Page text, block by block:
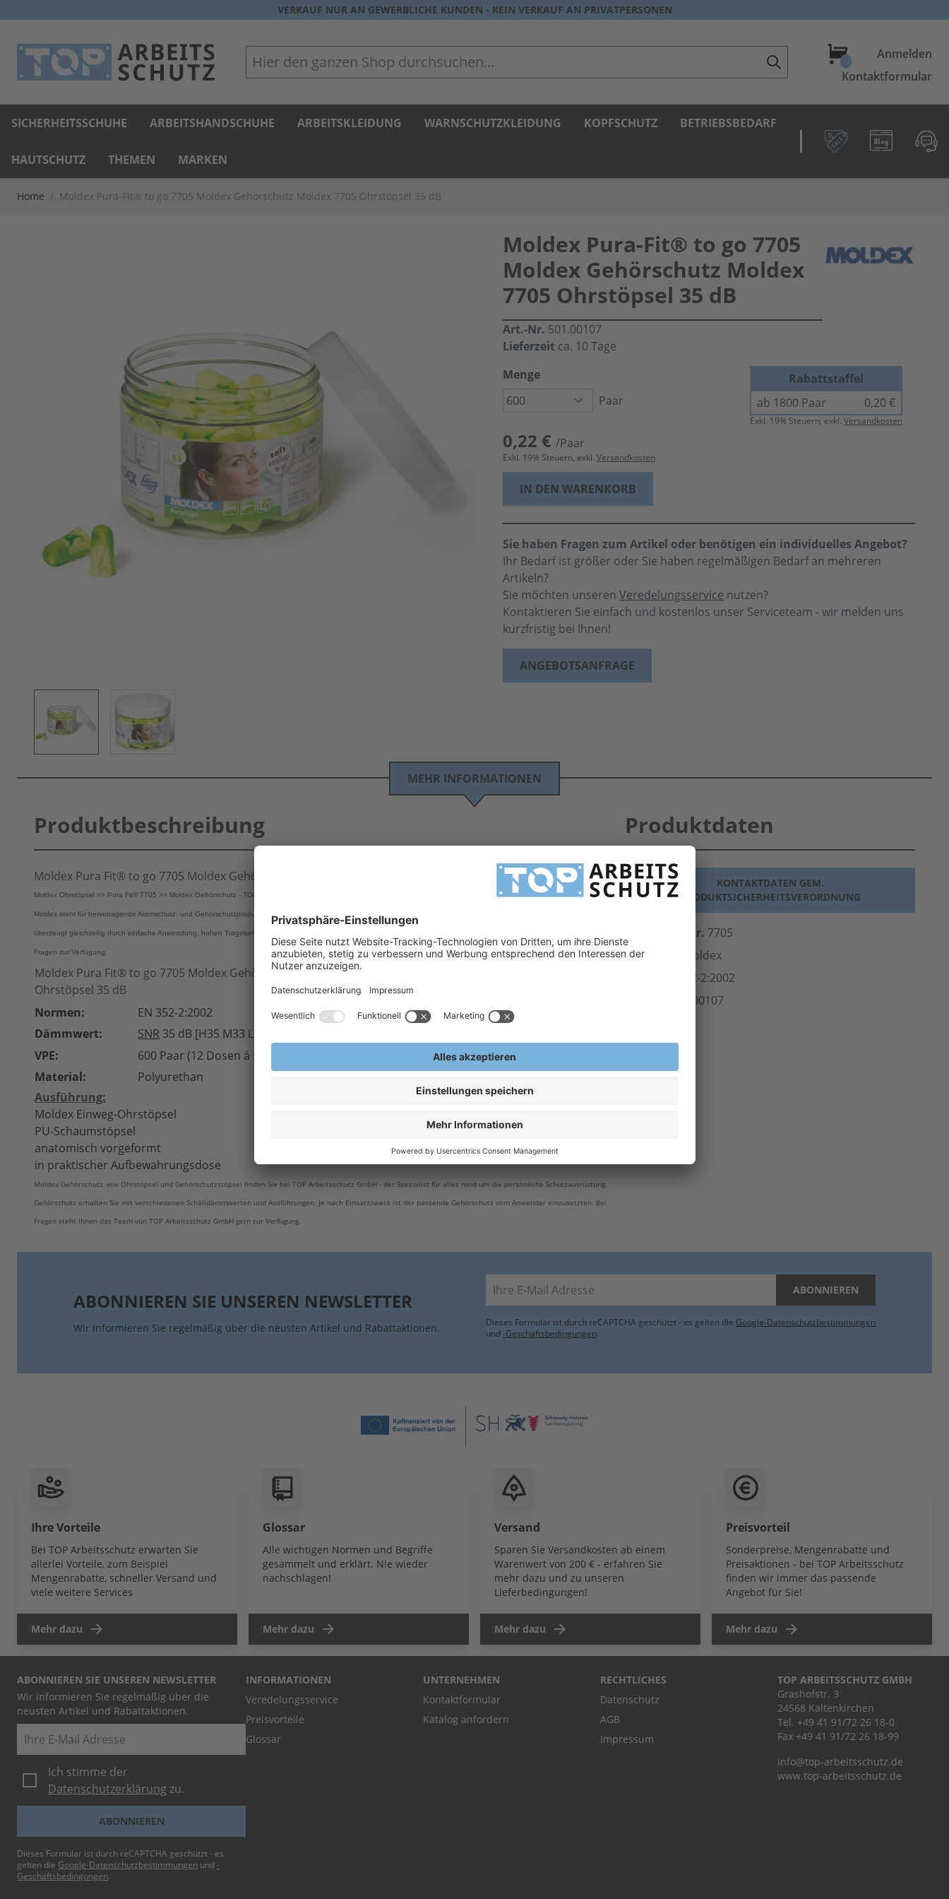
VERKAUF NUR AN GEWERBLICHE KUNDEN - KEIN VERKAUF AN PRIVATPERSONEN
Hier den ganzen Shop durchsuchen... WarenkorbAnmelden
Kontaktformular
SICHERHEITSSCHUHE ARBEITSHANDSCHUHE ARBEITSKLEIDUNG WARNSCHUTZKLEIDUNG KOPFSCHUTZ BETRIEBSBEDARF
HAUTSCHUTZ THEMEN MARKEN
Home / Moldex Pura-Fit® to go 7705 Moldex Gehörschutz Moldex 7705 Ohrstöpsel 35 dB
Moldex Pura-Fit® to go 7705
Moldex Gehörschutz Moldex
7705 Ohrstöpsel 35 dB
Art.-Nr. 501.00107
Lieferzeit ca. 10 Tage
Menge
Paar
0,22 € /Paar
Exkl. 19% Steuern, exkl. Versandkosten
Rabattstaffel
ab 1800 Paar
0,20 €
Exkl. 19% Steuern, exkl.Versandkosten
IN DEN WARENKORB
Sie haben Fragen zum Artikel oder benötigen ein individuelles Angebot?
Ihr Bedarf ist größer oder Sie haben regelmäßigen Bedarf an mehreren
Artikeln?
Sie möchten unseren Veredelungsservice nutzen?
Kontaktieren Sie einfach und kostenlos unser Serviceteam - wir melden uns
kurzfristig bei Ihnen!
ANGEBOTSANFRAGE
MEHR INFORMATIONEN
Produktbeschreibung
Moldex Pura Fit® to go 7705 Moldex Gehörschutz Moldex 7705 Ohrstöpsel 35 dB
Moldex Ohrstöpsel >> Pura Fit® 7705 >> Moldex Gehörschutz - TOP Preis-Leistungsverhältnis - Großmengen zum Sonderpreis auf Anfrage!!!
Moldex steht für hervorragende Atemschutz- und Gehörschutzprodukte. Moldex Gehörschutz entspricht der persönliche Schutzausrüstung nach Europäischen Normen und
überzeugt gleichzeitig durch einfache Anwendung, hohen Tragekomfort und ansprechendes Design. Lassen auch Sie sich von der Qualität überzeugen! Gern stehen wir Ihnen bei
Fragen zur Verfügung.
Moldex Pura Fit® to go 7705 Moldex Gehörschutz Moldex 7705
Ohrstöpsel 35 dB
Normen:
EN 352-2:2002
Dämmwert:
SNR 35 dB [H35 M33 L31]
VPE:
600 Paar (12 Dosen á 50 Paar)
Material:
Polyurethan
Ausführung:
Moldex Einweg-Ohrstöpsel
PU-Schaumstöpsel
anatomisch vorgeformt
in praktischer Aufbewahrungsdose
Moldex Gehörschutz, wie Ohrstöpsel und Gehörschutzstöpsel finden Sie bei TOP Arbeitsschutz GmbH - der Spezialist für alles rund um die persönliche Schutzausrüstung.
Gehörschutz erhalten Sie mit verschiedenen Schälldämmwerten und Ausführungen. Je nach Einsatzzweck ist der passende Gehörschutz vom Anwender einzusetzten. Bei
Fragen steht Ihnen das Team von TOP Arbeitsschutz GmbH gern zur Verfügung.
Produktdaten
KONTAKTDATEN GEM.
PRODUKTSICHERHEITSVERORDNUNG
Herst.-Art.-Nr. 7705
Hersteller
Moldex
EN 352-2:2002
501.00107
ABONNIEREN SIE UNSEREN NEWSLETTER
Wir informieren Sie regelmäßig über die neusten Artikel und Rabattaktionen.
E-Mail ABONNIEREN
Dieses Formular ist durch reCAPTCHA geschützt - es gelten die Google-Datenschutzbestimmungen
und -Geschäftsbedingungen.
Ihre Vorteile
Bei TOP Arbeitsschutz erwarten Sie
allerlei Vorteile, zum Beispiel
Mengenrabatte, schneller Versand und
viele weitere Services
Mehr dazu
Glossar
Alle wichtigen Normen und Begriffe
gesammelt und erklärt. Nie wieder
nachschlagen!
Mehr dazu
Versand
Sparen Sie Versandkosten ab einem
Warenwert von 200 € - erfahren Sie
mehr dazu und zu unseren
Lieferbedingungen!
Mehr dazu
Preisvorteil
Sonderpreise, Mengenrabatte und
Preisaktionen - bei TOP Arbeitsschutz
finden wir immer das passende
Angebot für Sie!
Mehr dazu
ABONNIEREN SIE UNSEREN NEWSLETTER
Wir informieren Sie regelmäßig über die
neusten Artikel und Rabattaktionen.
E-Mail
Ich stimme der
Datenschutzerklärung zu.
ABONNIEREN
Dieses Formular ist durch reCAPTCHA geschützt - es
gelten die Google-Datenschutzbestimmungen und -
Geschäftsbedingungen.
INFORMATIONEN
Veredelungsservice
Preisvorteile
Glossar
UNTERNEHMEN
Kontaktformular
Katalog anfordern
RECHTLICHES
Datenschutz
AGB
Impressum
TOP ARBEITSSCHUTZ GMBH
Grashofstr. 3
24568 Kaltenkirchen
Tel. +49 41 91/72 26 18-0
Fax +49 41 91/72 26 18-99
info@top-arbeitsschutz.de
www.top-arbeitsschutz.de